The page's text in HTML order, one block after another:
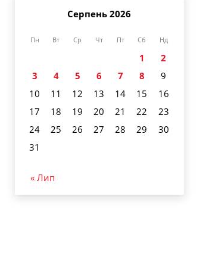
Серпень 2026
Пн Вт Ср Чт Пт Сб Нд
1
2
3
4 5 6 7 8
9
10
11 12 13 14 15
16
17
18 19 20 21 22
23
24
25 26 27 28 29
30
31
« Лип